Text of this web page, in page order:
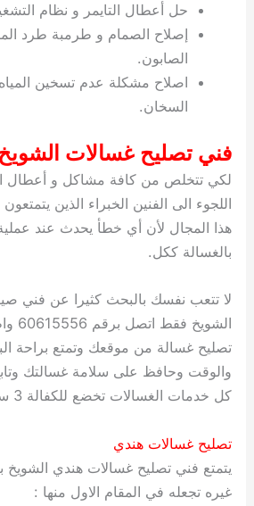
حل أعطال التايمر و نظام
إصلاح الصمام و طرمبة طرد
الصابون.
اصلاح مشكلة عدم تسخين
السخان.
فني تصليح غسالات
لكي تتخلص من كافة مشاكل و أعطال
اللجوء الى الفنين الخبراء الذين
هذا المجال لأن أي خطأ يحدث عند
بالغسالة ككل.
لا تتعب نفسك بالبحث كثيرا عن فني
تصليح غسالة من موقعك وتمتع براحة
والوقت وحافظ على سلامة غسالتك
كل خدمات الغسالات تخضع للكفالة 3 سنوات.
تصليح غسالات هندي
يتمتع فني تصليح غسالات هندي الشويخ
غيره تجعله في المقام الاول منها :